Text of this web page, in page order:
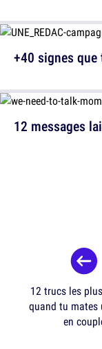
12 messages
+40 signes
12 trucs les
quand tu mates
en